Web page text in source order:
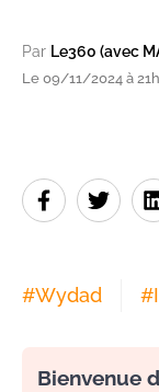
Par Le360 (avec
Le 09/11/2024 à
#Wydad #
Bienvenue